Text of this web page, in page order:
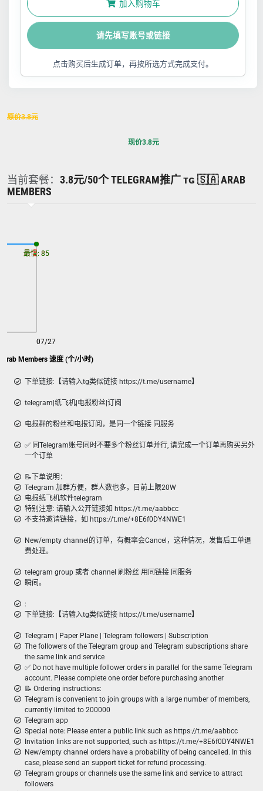
加入购物车
请先填写账号或链接
点击购买后生成订单，再按所选方式完成支付。
原价3.8元
现价3.8元
当前套餐： 3.8元/50个 TELEGRAM推广 ᴛɢ 🇸🇦 ARAB
MEMBERS
Members 速度 (个/小时)
07/27
最慢: 85
最快: 85
下单链接:【请输入tg类似链接 https://t.me/username】
telegram|纸飞机|电报粉丝|订阅
电报群的粉丝和电报订阅，是同一个链接 同服务
✅ 同Telegram账号同时不要多个粉丝订单并行, 请完成一个订单再购买另外
一个订单
📝下单说明：
Telegram 加群方便，群人数也多，目前上限20W
电报纸飞机软件telegram
特别注意: 请输入公开链接如 https://t.me/aabbcc
不支持邀请链接，如 https://t.me/+8E6f0DY4NWE1
New/empty channel的订单，有概率会Cancel，这种情况，发售后工单退
费处理。
telegram group 或者 channel 刷粉丝 用同链接 同服务
瞬间。
:
下单链接:【请输入tg类似链接 https://t.me/username】
Telegram | Paper Plane | Telegram followers | Subscription
The followers of the Telegram group and Telegram subscriptions share
the same link and service
✅ Do not have multiple follower orders in parallel for the same Telegram
account. Please complete one order before purchasing another
📝 Ordering instructions:
Telegram is convenient to join groups with a large number of members,
currently limited to 200000
Telegram app
Special note: Please enter a public link such as https://t.me/aabbcc
Invitation links are not supported, such as https://t.me/+8E6f0DY4NWE1
New/empty channel orders have a probability of being cancelled. In this
case, please send an support ticket for refund processing.
Telegram groups or channels use the same link and service to attract
followers